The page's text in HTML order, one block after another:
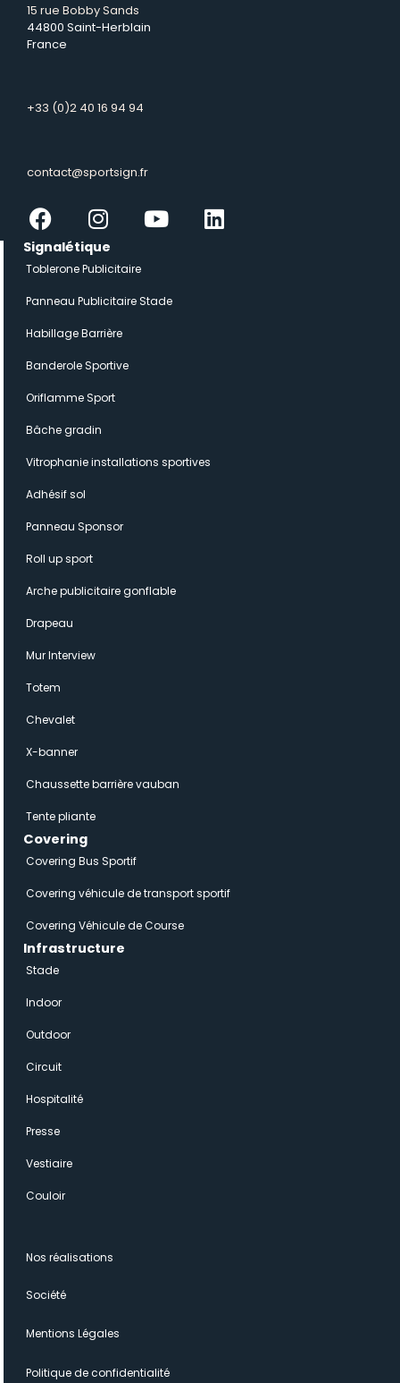
15 rue Bobby Sands
44800 Saint-Herblain
France
+33 (0)2 40 16 94 94
contact@sportsign.fr
FacebookInstagram
YoutubeLinkedin
Signalétique
Toblerone Publicitaire
Panneau Publicitaire Stade
Habillage Barrière
Banderole Sportive
Oriflamme Sport
Bâche gradin
Vitrophanie installations sportives
Adhésif sol
Panneau Sponsor
Roll up sport
Arche publicitaire gonflable
Drapeau
Mur Interview
Totem
Chevalet
X-banner
Chaussette barrière vauban
Tente pliante
Covering
Covering Bus Sportif
Covering véhicule de transport sportif
Covering Véhicule de Course
Infrastructure
Stade
Indoor
Outdoor
Circuit
Hospitalité
Presse
Vestiaire
Couloir
Nos réalisations
Société
Mentions Légales
Politique de confidentialité